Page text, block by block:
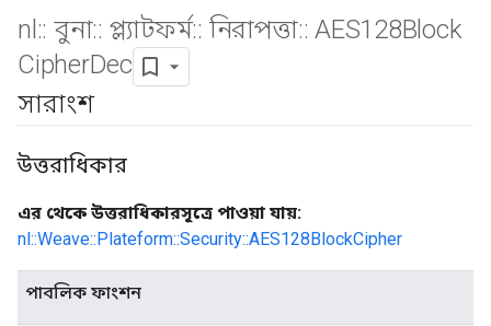
nl :: বুনা:: প্ল্যাটফর্ম:: নিরাপত্তা:: AES128Block
CipherDec
সারাংশ
উত্তরাধিকার
এর থেকে উত্তরাধিকারসূত্রে পাওয়া যায়:
nl::Weave::Plateform::Security::AES128BlockCipher
পাবলিক ফাংশন